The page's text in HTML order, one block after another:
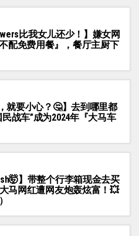
比我女儿还少！】嫌女网
配免费用餐』，餐厅主厨下
，就要小心？🤔】去到哪里都
战车”成为2024年『大马车
】带整个行李箱现金去买
马网红遭网友炮轰炫富！💥